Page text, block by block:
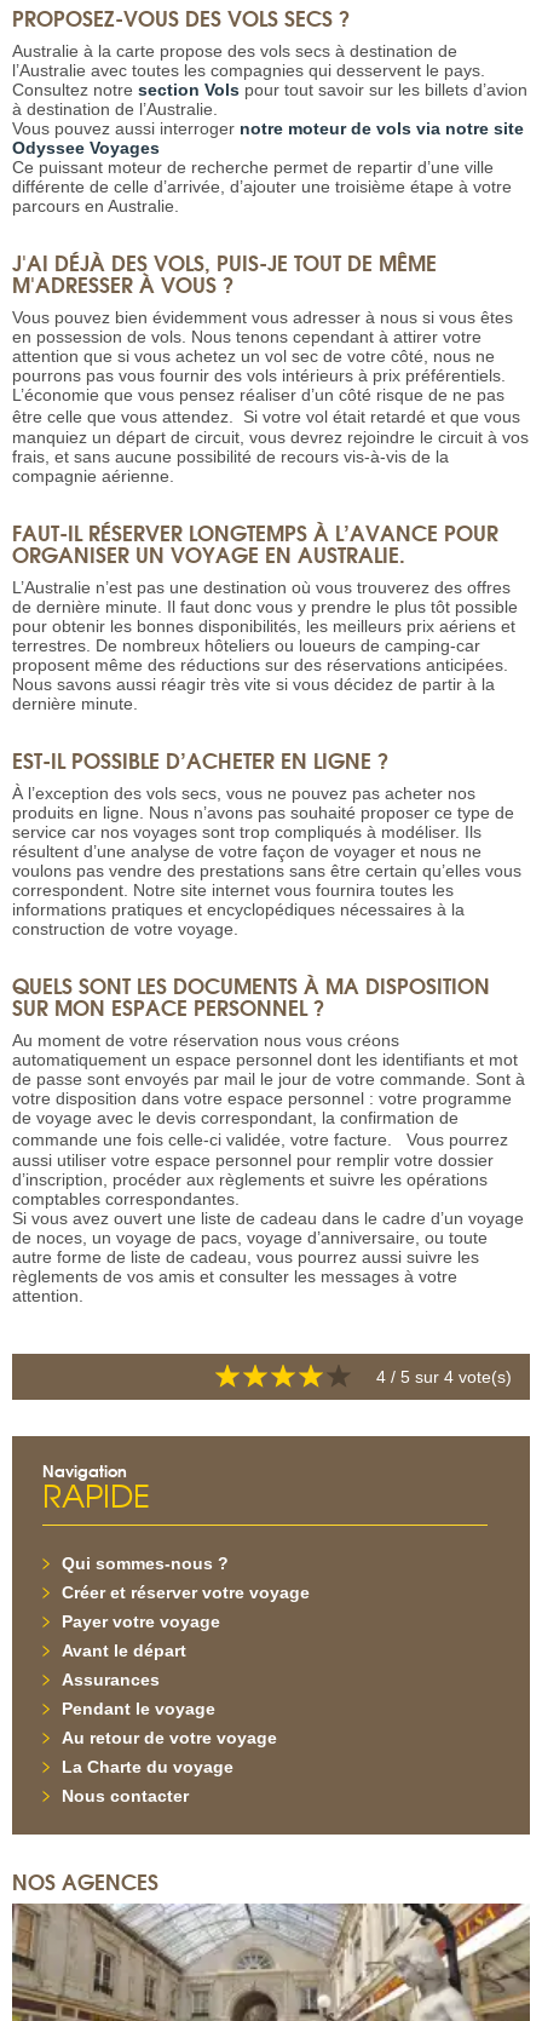
PROPOSEZ-VOUS DES VOLS SECS ?
Australie à la carte propose des vols secs à destination de
l’Australie avec toutes les compagnies qui desservent le pays.
Consultez notre section Vols pour tout savoir sur les billets d’avion
à destination de l’Australie.
Vous pouvez aussi interroger notre moteur de vols via notre site
Odyssee Voyages
Ce puissant moteur de recherche permet de repartir d’une ville
différente de celle d’arrivée, d’ajouter une troisième étape à votre
parcours en Australie.
J'AI DÉJÀ DES VOLS, PUIS-JE TOUT DE MÊME
M'ADRESSER À VOUS ?
Vous pouvez bien évidemment vous adresser à nous si vous êtes
en possession de vols. Nous tenons cependant à attirer votre
attention que si vous achetez un vol sec de votre côté, nous ne
pourrons pas vous fournir des vols intérieurs à prix préférentiels.
L’économie que vous pensez réaliser d’un côté risque de ne pas
être celle que vous attendez. Si votre vol était retardé et que vous
manquiez un départ de circuit, vous devrez rejoindre le circuit à vos
frais, et sans aucune possibilité de recours vis-à-vis de la
compagnie aérienne.
FAUT-IL RÉSERVER LONGTEMPS À L’AVANCE POUR
ORGANISER UN VOYAGE EN AUSTRALIE.
L’Australie n’est pas une destination où vous trouverez des offres
de dernière minute. Il faut donc vous y prendre le plus tôt possible
pour obtenir les bonnes disponibilités, les meilleurs prix aériens et
terrestres. De nombreux hôteliers ou loueurs de camping-car
proposent même des réductions sur des réservations anticipées.
Nous savons aussi réagir très vite si vous décidez de partir à la
dernière minute.
EST-IL POSSIBLE D’ACHETER EN LIGNE ?
À l’exception des vols secs, vous ne pouvez pas acheter nos
produits en ligne. Nous n’avons pas souhaité proposer ce type de
service car nos voyages sont trop compliqués à modéliser. Ils
résultent d’une analyse de votre façon de voyager et nous ne
voulons pas vendre des prestations sans être certain qu’elles vous
correspondent. Notre site internet vous fournira toutes les
informations pratiques et encyclopédiques nécessaires à la
construction de votre voyage.
QUELS SONT LES DOCUMENTS À MA DISPOSITION
SUR MON ESPACE PERSONNEL ?
Au moment de votre réservation nous vous créons
automatiquement un espace personnel dont les identifiants et mot
de passe sont envoyés par mail le jour de votre commande. Sont à
votre disposition dans votre espace personnel : votre programme
de voyage avec le devis correspondant, la confirmation de
commande une fois celle-ci validée, votre facture. Vous pourrez
aussi utiliser votre espace personnel pour remplir votre dossier
d’inscription, procéder aux règlements et suivre les opérations
comptables correspondantes.
Si vous avez ouvert une liste de cadeau dans le cadre d’un voyage
de noces, un voyage de pacs, voyage d’anniversaire, ou toute
autre forme de liste de cadeau, vous pourrez aussi suivre les
règlements de vos amis et consulter les messages à votre
attention.
4 / 5 sur 4 vote(s)
Navigation
RAPIDE
Qui sommes-nous ?
Créer et réserver votre voyage
Payer votre voyage
Avant le départ
Assurances
Pendant le voyage
Au retour de votre voyage
La Charte du voyage
Nous contacter
NOS AGENCES